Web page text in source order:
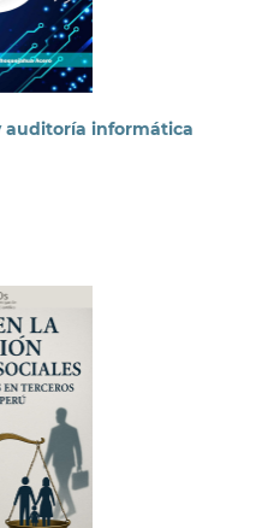
auditoría informática